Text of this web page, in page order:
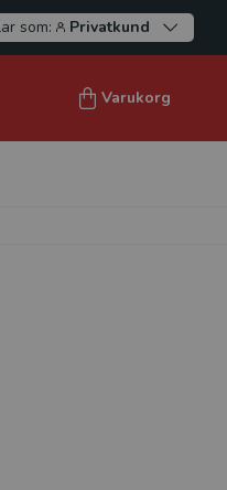
som: Privatkund
Varukorg